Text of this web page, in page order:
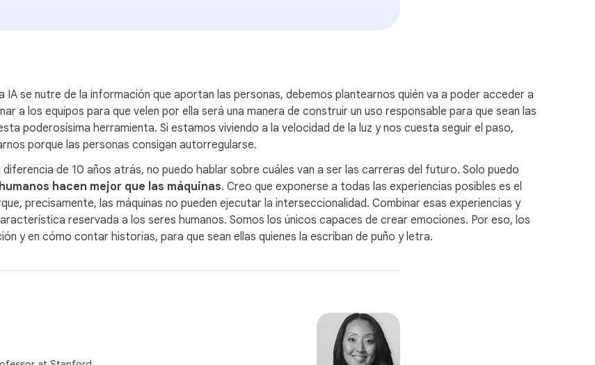
IA se nutre de la información que aportan las personas, debemos plantearnos quién va a poder acceder a
a los equipos para que velen por ella será una manera de construir un uso responsable para que sean las
poderosísima herramienta. Si estamos viviendo a la velocidad de la luz y nos cuesta seguir el paso,
porque las personas consigan autorregularse.
de 10 años atrás, no puedo hablar sobre cuáles van a ser las carreras del futuro. Solo puedo
hacen mejor que las máquinas. Creo que exponerse a todas las experiencias posibles es el
precisamente, las máquinas no pueden ejecutar la interseccionalidad. Combinar esas experiencias y
reservada a los seres humanos. Somos los únicos capaces de crear emociones. Por eso, los
y en cómo contar historias, para que sean ellas quienes la escriban de puño y letra.